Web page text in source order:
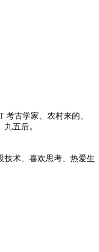
考古学家、农村来的、
五后。
技术、喜欢思考、热爱生